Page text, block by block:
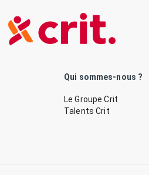
Qui sommes-nous ?
Le Groupe Crit
Talents Crit